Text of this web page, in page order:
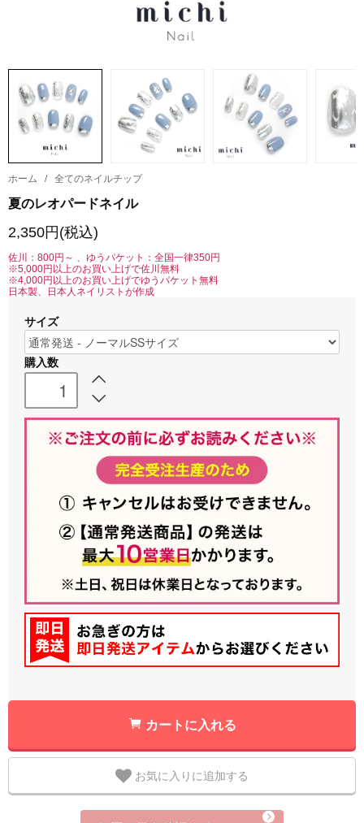
ホーム / 全てのネイルチップ
夏のレオパードネイル
2,350円(税込)
佐川：800円～ 、ゆうパケット：全国一律350円
※5,000円以上のお買い上げで佐川無料
※4,000円以上のお買い上げでゆうパケット無料
日本製、日本人ネイリストが作成
サイズ
購入数
カートに入れる
お気に入りに追加する